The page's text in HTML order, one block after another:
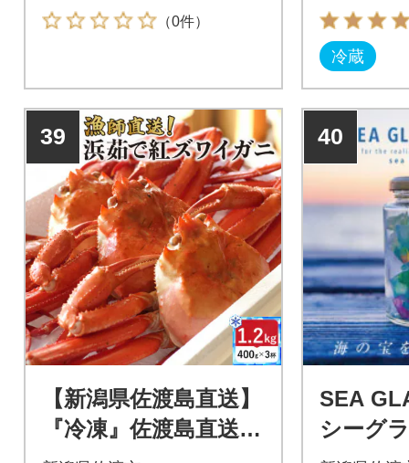
さをご堪能ください。
（0件）
ビールをご
冷蔵
39
【新潟県佐渡島直送】
『冷凍』佐渡島直送!
40
SEA
シーグ